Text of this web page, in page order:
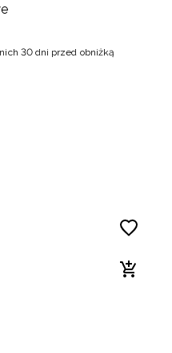
30 dni przed obniżką